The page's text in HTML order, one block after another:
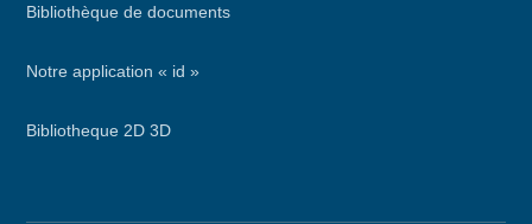
Bibliothèque de documents
Notre application « id »
Bibliotheque 2D 3D